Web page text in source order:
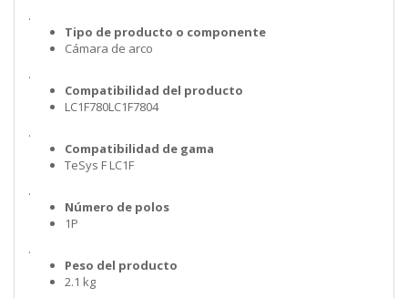
.
Tipo de producto o componente
Cámara de arco
.
Compatibilidad del producto
LC1F780LC1F7804
.
Compatibilidad de gama
TeSys F LC1F
.
Número de polos
1P
.
Peso del producto
2.1 kg